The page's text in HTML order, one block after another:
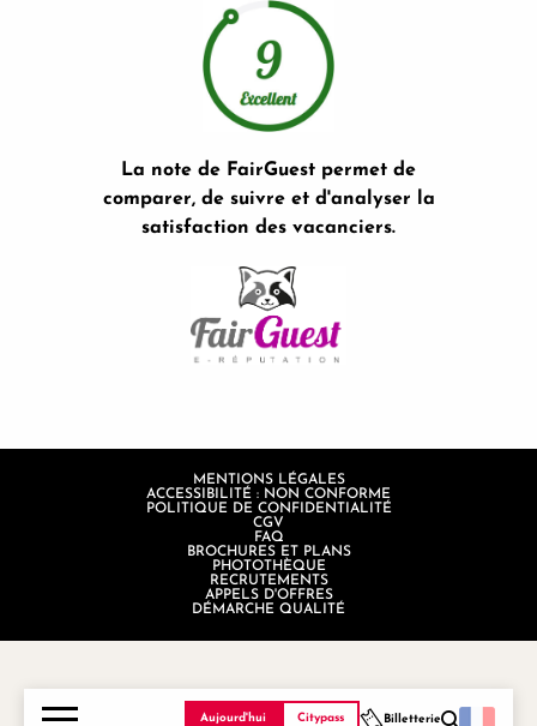
Aujourd'hui Citypass Billetterie
La note de FairGuest permet de
comparer, de suivre et d'analyser la
satisfaction des vacanciers.
MENTIONS LÉGALES
ACCESSIBILITÉ : NON CONFORME
POLITIQUE DE CONFIDENTIALITÉ
CGV
FAQ
BROCHURES ET PLANS
PHOTOTHÈQUE
RECRUTEMENTS
APPELS D'OFFRES
DÉMARCHE QUALITÉ